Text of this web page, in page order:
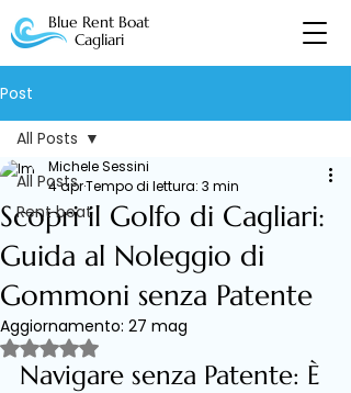
Blue Rent Boat
Cagliari
Post
All Posts
Rent boat
All Posts
Scopri il Golfo di Cagliari:
Guida al Noleggio di
Gommoni senza Patente
Michele Sessini
4 aprTempo di lettura: 3 min
Aggiornamento: 27 mag
Valutazione NaN stelle su 5.
Navigare senza Patente: È